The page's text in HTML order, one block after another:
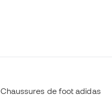
Chaussures de foot adidas